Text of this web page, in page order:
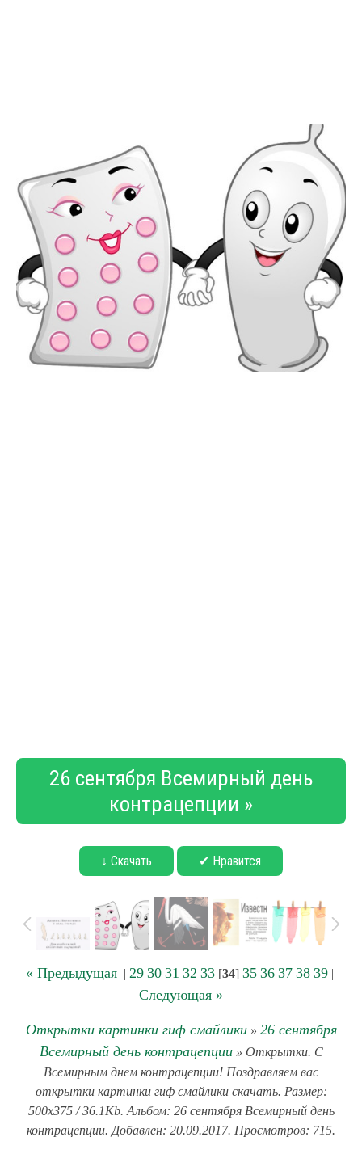
26 сентября Всемирный день
контрацепции »
↓ Скачать ✔ Нравится
« Предыдущая| 29 30 31 32 33[34] 35 36 37 38 39|
Следующая »
Открытки картинки гиф смайлики» 26 сентября
Всемирный день контрацепции» Открытки. С
Всемирным днем контрацепции! Поздравляем вас
открытки картинки гиф смайлики скачать. Размер:
500x375 / 36.1Kb. Альбом: 26 сентября Всемирный день
контрацепции. Добавлен: 20.09.2017. Просмотров: 715.